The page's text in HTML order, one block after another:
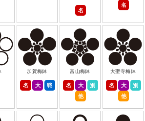
名
名
加賀梅鉢
名 大 戦
富山梅鉢
名 大
別
他
大聖寺梅鉢
名 大
別
他